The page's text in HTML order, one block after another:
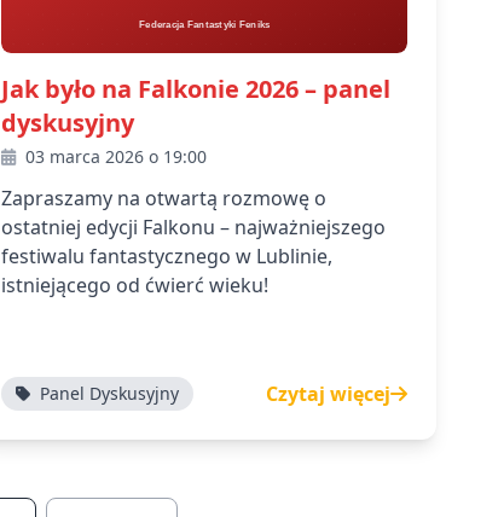
Jak było na Falkonie 2026 – panel
dyskusyjny
03 marca 2026 o 19:00
Zapraszamy na otwartą rozmowę o
ostatniej edycji Falkonu – najważniejszego
festiwalu fantastycznego w Lublinie,
istniejącego od ćwierć wieku!
Panel Dyskusyjny Czytaj więcej